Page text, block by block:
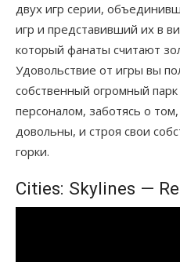
двух игр серии,
игр и представивший их в
который фанаты считают
Удовольствие от игры вы
собственный огромный
персоналом, заботясь о
довольны, и строя свои
горки.
Cities: Skylines —